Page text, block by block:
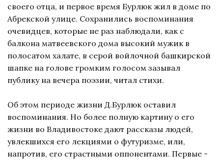
своего отца, и первое время Бурлюк жил в доме по
Абрекской улице. Сохранились воспоминания
очевидцев, которые не раз наблюдали, как с
балкона матвеевского дома высокий мужик в
полосатом халате, в серой войлочной башкирской
шапке на голове громким голосом зазывал
публику на вечера поэзии, читал стихи.
Об этом периоде жизни Д.Бурлюк оставил
воспоминания. Но более полную картину о его
жизни во Владивостоке дают рассказы людей,
увлекшихся его лекциями о футуризме, или,
напротив, его страстными оппонентами. Первые -